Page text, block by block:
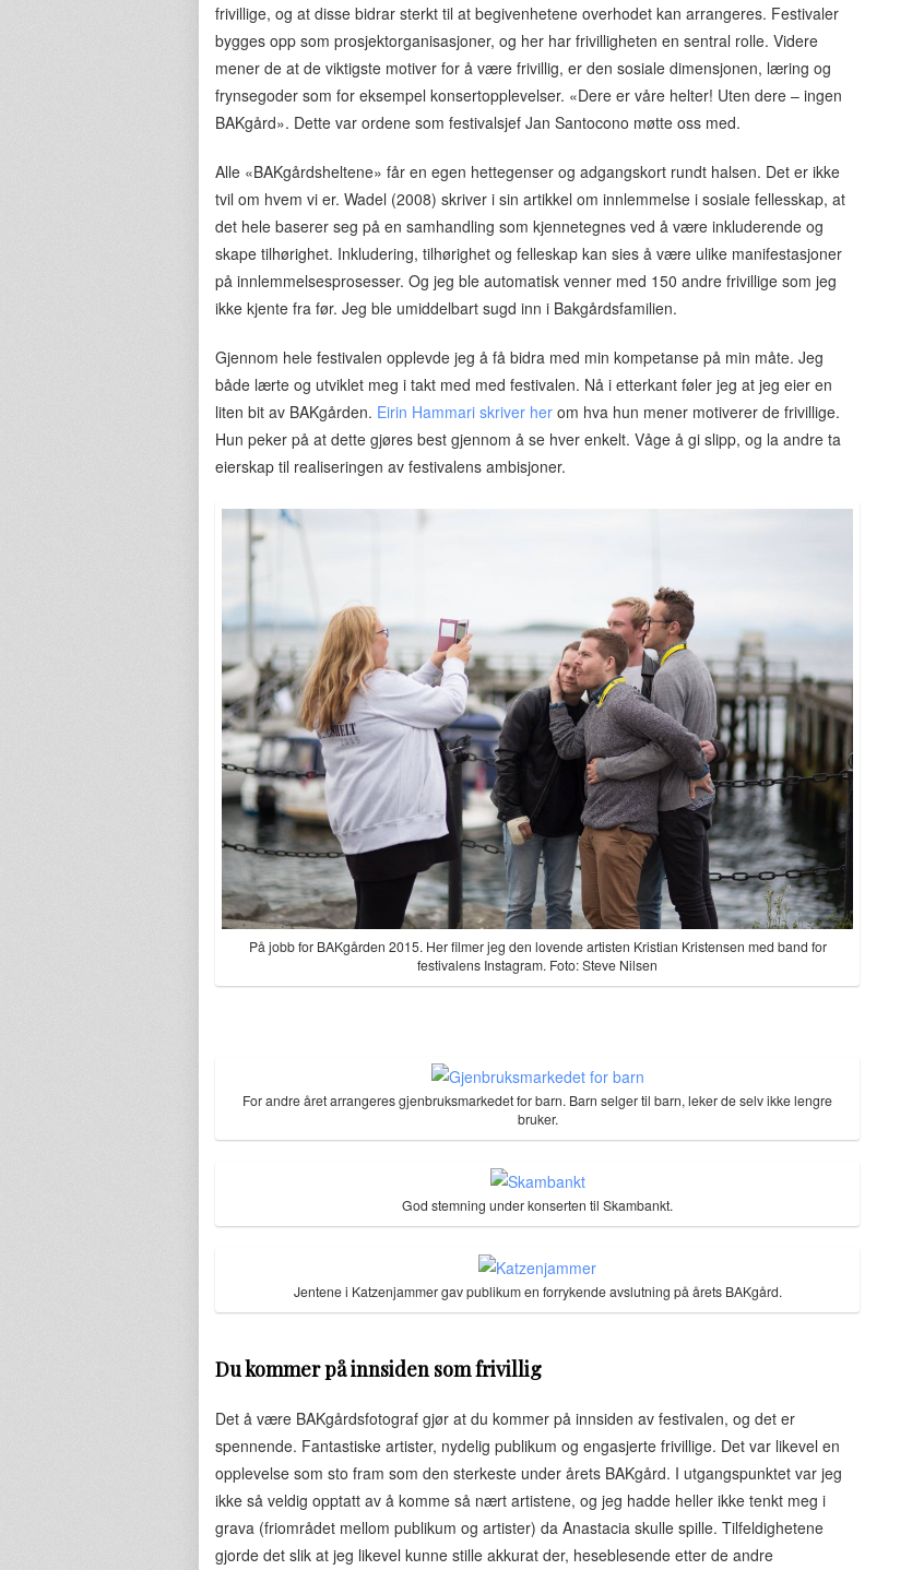
frivillige, og at disse bidrar sterkt til at begivenhetene overhodet kan arrangeres. Festivaler
bygges opp som prosjektorganisasjoner, og her har frivilligheten en sentral rolle. Videre
mener de at de viktigste motiver for å være frivillig, er den sosiale dimensjonen, læring og
frynsegoder som for eksempel konsertopplevelser. «Dere er våre helter! Uten dere – ingen
BAKgård». Dette var ordene som festivalsjef Jan Santocono møtte oss med.
Alle «BAKgårdsheltene» får en egen hettegenser og adgangskort rundt halsen. Det er ikke
tvil om hvem vi er. Wadel (2008) skriver i sin artikkel om innlemmelse i sosiale fellesskap, at
det hele baserer seg på en samhandling som kjennetegnes ved å være inkluderende og
skape tilhørighet. Inkludering, tilhørighet og felleskap kan sies å være ulike manifestasjoner
på innlemmelsesprosesser. Og jeg ble automatisk venner med 150 andre frivillige som jeg
ikke kjente fra før. Jeg ble umiddelbart sugd inn i Bakgårdsfamilien.
Gjennom hele festivalen opplevde jeg å få bidra med min kompetanse på min måte. Jeg
både lærte og utviklet meg i takt med med festivalen. Nå i etterkant føler jeg at jeg eier en
liten bit av BAKgården. Eirin Hammari skriver her om hva hun mener motiverer de frivillige.
Hun peker på at dette gjøres best gjennom å se hver enkelt. Våge å gi slipp, og la andre ta
eierskap til realiseringen av festivalens ambisjoner.
På jobb for BAKgården 2015. Her filmer jeg den lovende artisten Kristian Kristensen med band for
festivalens Instagram. Foto: Steve Nilsen
For andre året arrangeres gjenbruksmarkedet for barn. Barn selger til barn, leker de selv ikke lengre
bruker.
God stemning under konserten til Skambankt.
Jentene i Katzenjammer gav publikum en forrykende avslutning på årets BAKgård.
Du kommer på innsiden som frivillig
Det å være BAKgårdsfotograf gjør at du kommer på innsiden av festivalen, og det er
spennende. Fantastiske artister, nydelig publikum og engasjerte frivillige. Det var likevel en
opplevelse som sto fram som den sterkeste under årets BAKgård. I utgangspunktet var jeg
ikke så veldig opptatt av å komme så nært artistene, og jeg hadde heller ikke tenkt meg i
grava (friområdet mellom publikum og artister) da Anastacia skulle spille. Tilfeldighetene
gjorde det slik at jeg likevel kunne stille akkurat der, heseblesende etter de andre